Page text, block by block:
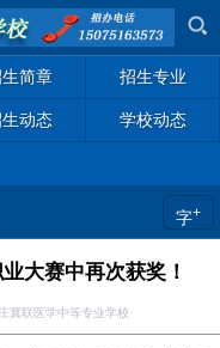
简章 招生专业
动态 学校动态
字+
大赛中再次获奖！
联医学中等专业学校